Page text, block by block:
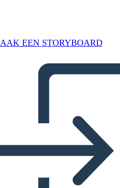
EEN STORYBOARD